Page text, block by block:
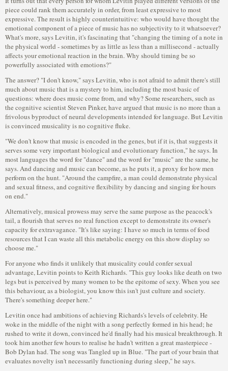
piece could rank them accurately in order, from least expressive to most
expressive. The result is highly counterintuitive: who would have thought the
emotional component of a piece of music has no subjectivity to it whatsoever?
What's more, says Levitin, it's fascinating that "changing the timing of a note in
the physical world - sometimes by as little as less than a millisecond - actually
affects your emotional reaction in the brain. Why should timing be so
powerfully associated with emotions?"
The answer? "I don't know," says Levitin, who is not afraid to admit there's still
much about music that is a mystery to him, including the most basic of
questions: where does music come from, and why? Some researchers, such as
the cognitive scientist Steven Pinker, have argued that music is no more than a
frivolous byproduct of neural developments intended for language. But Levitin
is convinced musicality is no cognitive fluke.
"We don't know that music is encoded in the genes, but if it is, that suggests it
serves some very important biological and evolutionary function," he says. In
most languages the word for "dance" and the word for "music" are the same, he
says. And dancing and music can become, as he puts it, a proxy for how men
perform on the hunt. "Around the campfire, a man could demonstrate physical
and sexual fitness, and cognitive flexibility by dancing and singing for hours
on end."
Alternatively, musical prowess may serve the same purpose as the peacock's
tail, a flourish that serves no real function except to demonstrate its owner's
capacity for extravagance. "It's like saying: I have so much in terms of food
resources that I can waste all this metabolic energy on this show display so
choose me."
For anyone who finds it unlikely that musicality could confer sexual
advantage, Levitin points to Keith Richards. "This guy looks like death on two
legs but is perceived by many women to be the epitome of sexy. When you see
this behaviour, as a biologist, you know this isn't just culture and society.
There's something deeper here."
Levitin once had ambitions of achieving Richards's levels of celebrity. He
woke in the middle of the night with a song perfectly formed in his head; he
rushed to write it down, convinced he'd finally had his musical breakthrough. It
took him another few hours to realise he hadn't written a great masterpiece -
Bob Dylan had. The song was Tangled up in Blue. "The part of your brain that
evaluates novelty isn't necessarily functioning during sleep," he says.